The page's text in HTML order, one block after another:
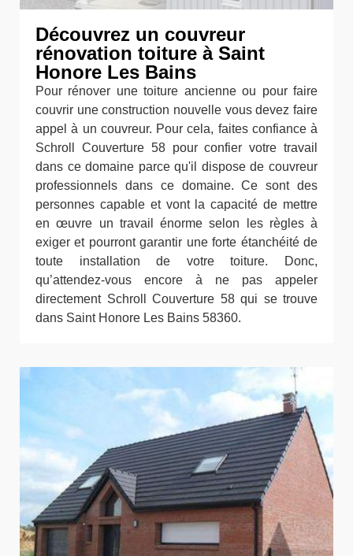
Découvrez un couvreur
rénovation toiture à Saint
Honore Les Bains
Pour rénover une toiture ancienne ou pour faire
couvrir une construction nouvelle vous devez faire
appel à un couvreur. Pour cela, faites confiance à
Schroll Couverture 58 pour confier votre travail
dans ce domaine parce qu'il dispose de couvreur
professionnels dans ce domaine. Ce sont des
personnes capable et vont la capacité de mettre
en œuvre un travail énorme selon les règles à
exiger et pourront garantir une forte étanchéité de
toute installation de votre toiture. Donc,
qu’attendez-vous encore à ne pas appeler
directement Schroll Couverture 58 qui se trouve
dans Saint Honore Les Bains 58360.